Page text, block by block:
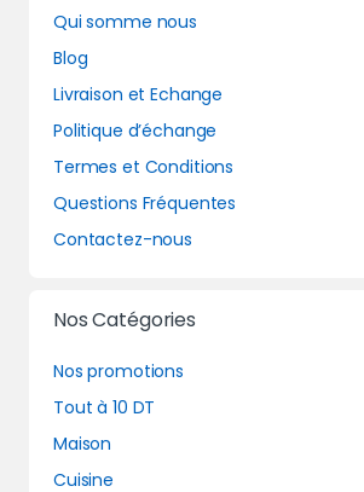
Qui somme nous
Blog
Livraison et Echange
Politique d’échange
Termes et Conditions
Questions Fréquentes
Contactez-nous
Nos Catégories
Nos promotions
Tout à 10 DT
Maison
Cuisine